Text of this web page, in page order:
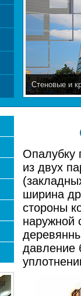
Стеновые и
Опалубку
из двух
ширина
стороны
наружной
давление